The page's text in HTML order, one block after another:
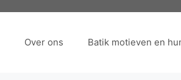
Over ons Batik motieven en